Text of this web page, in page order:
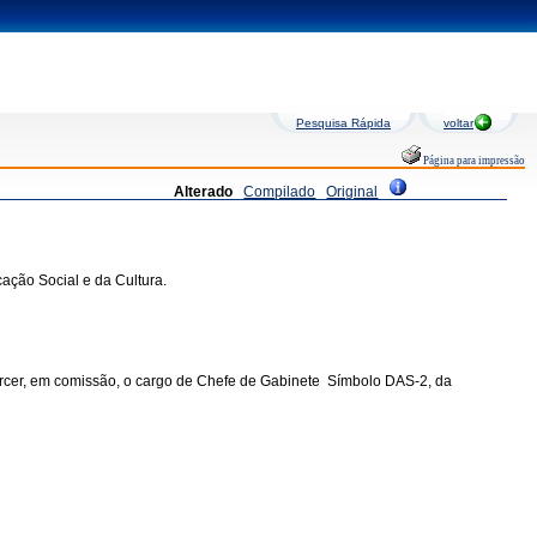
Pesquisa Rápida voltar
Página para impressão
Alterado Compilado Original
Social e da Cultura.
em comissão, o cargo de Chefe de Gabinete  Símbolo DAS-2, da